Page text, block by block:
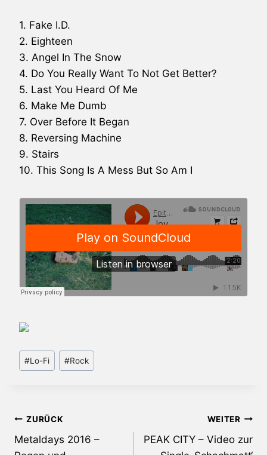
1. Fake I.D.
2. Eighteen
3. Angel In The Snow
4. Do You Really Want To Not Get Better?
5. Last You Heard Of Me
6. Make Me Dumb
7. Over Before It Began
8. Reversing Machine
9. Stairs
10. This Song Is A Mess But So Am I
Schlagworte:
#Lo-Fi #Rock
Beitragsnavigation
ZURÜCK
Metaldays 2016 –
WEITER
PEAK CITY – Video zur